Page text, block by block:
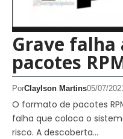
Grave falha
pacotes
PorClaylson Martins05/07/2021
O formato de pacotes
falha que coloca o
risco. A descoberta…